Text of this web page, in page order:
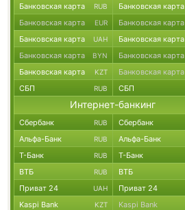
Банковская карта RUB Банковская карта
Банковская карта EUR Банковская карта
Банковская карта UAH Банковская карта
Банковская карта BYN Банковская карта
Банковская карта KZT Банковская карта
СБП RUB СБП
Интернет-банкинг
Сбербанк RUB Сбербанк
Альфа-Банк RUB Альфа-Банк
Т-Банк RUB Т-Банк
ВТБ RUB ВТБ
Приват 24 UAH Приват 24
Kaspi Bank KZT Kaspi Bank